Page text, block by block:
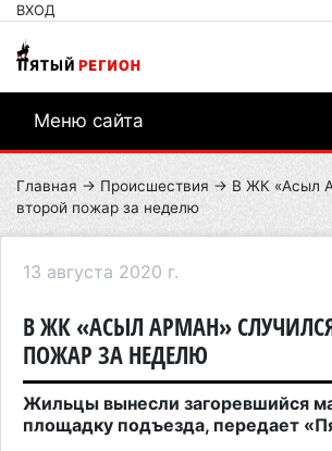
ВХОД
Меню сайта
Главная → Происшествия → В ЖК «Асыл
второй пожар за неделю
13 августа 2020 г.
В ЖК «АСЫЛ АРМАН»
ПОЖАР ЗА НЕДЕЛЮ
Жильцы вынесли загоревшийся
площадку подъезда, передает